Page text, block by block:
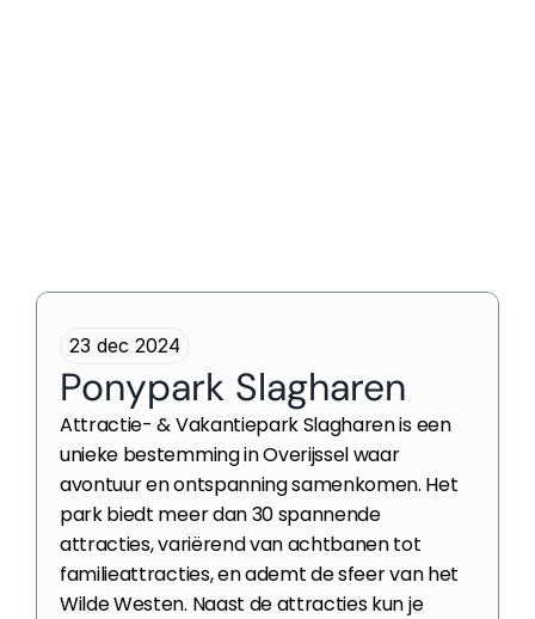
23 dec 2024
Ponypark Slagharen
Attractie- & Vakantiepark Slagharen is een
unieke bestemming in Overijssel waar
avontuur en ontspanning samenkomen. Het
park biedt meer dan 30 spannende
attracties, variërend van achtbanen tot
familieattracties, en ademt de sfeer van het
Wilde Westen. Naast de attracties kun je